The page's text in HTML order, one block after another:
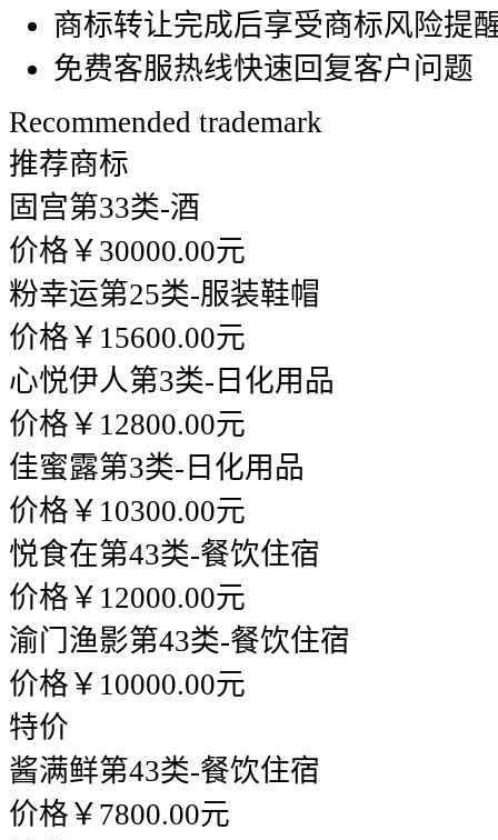
商标转让完成后享受商标风险提
免费客服热线快速回复客户问题
Recommended trademark
推荐商标
固宫第33类-酒
价格￥30000.00元
粉幸运第25类-服装鞋帽
价格￥15600.00元
心悦伊人第3类-日化用品
价格￥12800.00元
佳蜜露第3类-日化用品
价格￥10300.00元
悦食在第43类-餐饮住宿
价格￥12000.00元
渝门渔影第43类-餐饮住宿
价格￥10000.00元
特价
酱满鲜第43类-餐饮住宿
价格￥7800.00元